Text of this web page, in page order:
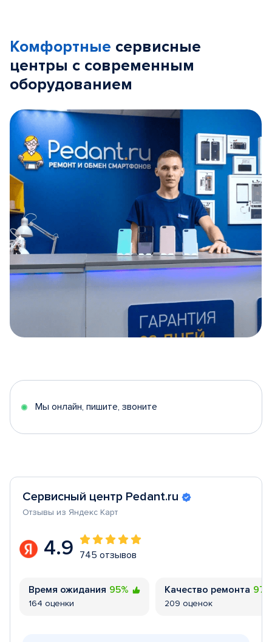
Комфортные сервисные
центры с современным
оборудованием
5
Мы онлайн, пишите, звоните
Сервисный центр Pedant.ru
Отзывы из Яндекс Карт
4.9 745 отзывов
Время ожидания 95%
164 оценки
Качество ремонта
209 оценок